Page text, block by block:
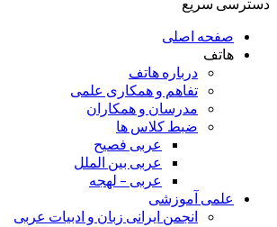
صفحه اصلی
هاتف
درباره هاتف
تفاهم و همکاری علمی
مدرسان و همکاران
ضبط کلاس ها
عربی فصیح
عربی بین الملل
عربی – لهجه
علمی آموزشی
انجمن ایرانی زبان و ادبیات عربی